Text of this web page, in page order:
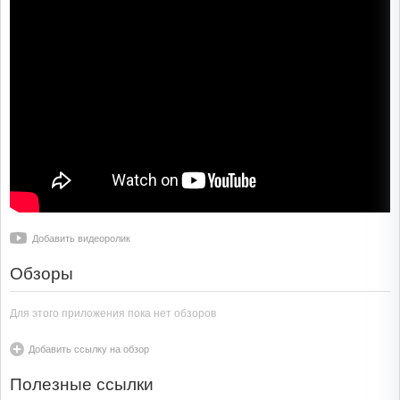
Добавить видеоролик
Обзоры
Для этого приложения пока нет обзоров
Добавить ссылку на обзор
Полезные ссылки